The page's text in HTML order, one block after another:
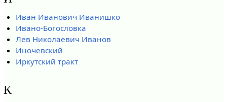
Иван Иванович Иванишко
Ивано-Богословка
Лев Николаевич Иванов
Иночевский
Иркутский тракт
К